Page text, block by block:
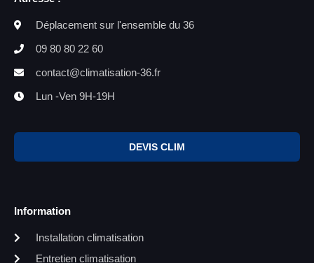
Déplacement sur l'ensemble du 36
09 80 80 22 60
contact@climatisation-36.fr
Lun -Ven 9H-19H
DEVIS CLIM
Information
Installation climatisation
Entretien climatisation